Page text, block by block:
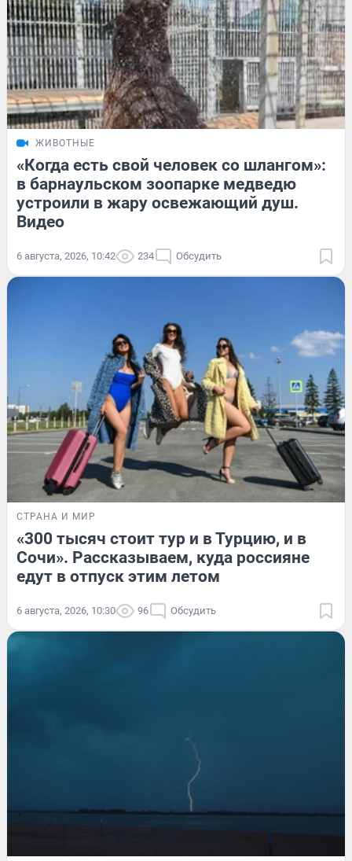
ЖИВОТНЫЕ
«Когда есть свой человек со шлангом»:
в барнаульском зоопарке медведю
устроили в жару освежающий душ.
Видео
6 августа, 2026, 10:42 234 Обсудить
СТРАНА И МИР
«300 тысяч стоит тур и в Турцию, и в
Сочи». Рассказываем, куда россияне
едут в отпуск этим летом
6 августа, 2026, 10:30 96 Обсудить